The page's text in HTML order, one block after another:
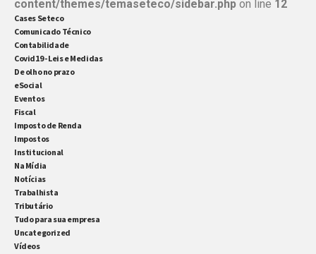
content/themes/temaseteco/sidebar.php on line 12
Cases Seteco
Comunicado Técnico
Contabilidade
Covid19 - Leis e Medidas
De olho no prazo
eSocial
Eventos
Fiscal
Imposto de Renda
Impostos
Institucional
Na Mídia
Notícias
Trabalhista
Tributário
Tudo para sua empresa
Uncategorized
Vídeos